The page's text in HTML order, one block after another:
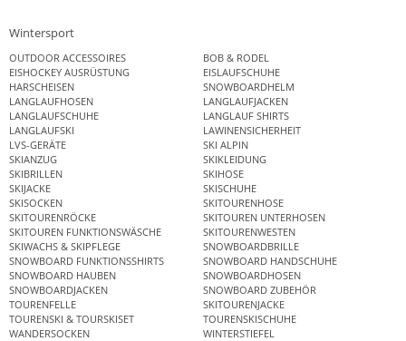
Wintersport
OUTDOOR ACCESSOIRES
BOB & RODEL
EISHOCKEY AUSRÜSTUNG
EISLAUFSCHUHE
HARSCHEISEN
SNOWBOARDHELM
LANGLAUFHOSEN
LANGLAUFJACKEN
LANGLAUFSCHUHE
LANGLAUF SHIRTS
LANGLAUFSKI
LAWINENSICHERHEIT
LVS-GERÄTE
SKI ALPIN
SKIANZUG
SKIKLEIDUNG
SKIBRILLEN
SKIHOSE
SKIJACKE
SKISCHUHE
SKISOCKEN
SKITOURENHOSE
SKITOURENRÖCKE
SKITOUREN UNTERHOSEN
SKITOUREN FUNKTIONSWÄSCHE
SKITOURENWESTEN
SKIWACHS & SKIPFLEGE
SNOWBOARDBRILLE
SNOWBOARD FUNKTIONSSHIRTS
SNOWBOARD HANDSCHUHE
SNOWBOARD HAUBEN
SNOWBOARDHOSEN
SNOWBOARDJACKEN
SNOWBOARD ZUBEHÖR
TOURENFELLE
SKITOURENJACKE
TOURENSKI & TOURSKISET
TOURENSKISCHUHE
WANDERSOCKEN
WINTERSTIEFEL